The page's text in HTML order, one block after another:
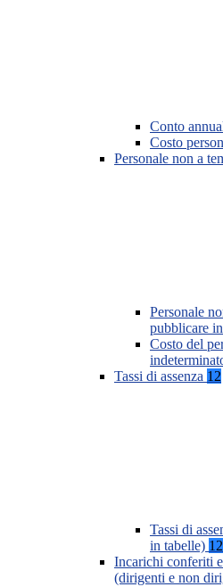
Conto
Costo
Personale non a
Personale
pubblicare
Costo del
Tassi di assenza 12
Tassi di
in tabelle) 12
Incarichi conferiti
(dirigenti e non